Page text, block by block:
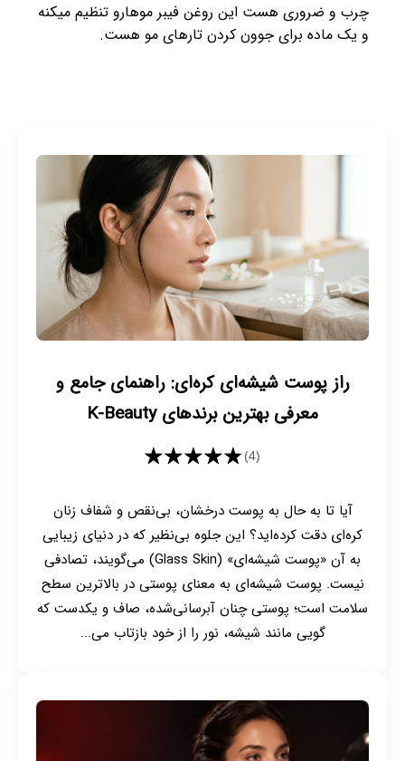
چرب و ضروری هست این روغن فیبر موهارو تنظیم میکنه
و یک ماده برای جوون کردن تارهای مو هست.
راز پوست شیشه‌ای کره‌ای: راهنمای جامع و
معرفی بهترین برندهای K-Beauty
★★★★★(4)
آیا تا به حال به پوست درخشان، بی‌نقص و شفاف زنان
کره‌ای دقت کرده‌اید؟ این جلوه بی‌نظیر که در دنیای زیبایی
به آن «پوست شیشه‌ای» (Glass Skin) می‌گویند، تصادفی
نیست. پوست شیشه‌ای به معنای پوستی در بالاترین سطح
سلامت است؛ پوستی چنان آبرسانی‌شده، صاف و یکدست که
گویی مانند شیشه، نور را از خود بازتاب می‌...